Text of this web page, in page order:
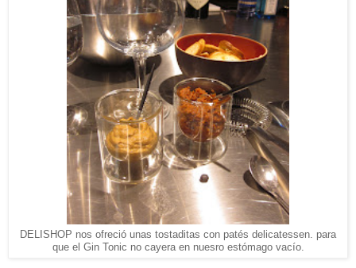
DELISHOP nos ofreció unas tostaditas con patés delicatessen. para
que el Gin Tonic no cayera en nuesro estómago vacío.